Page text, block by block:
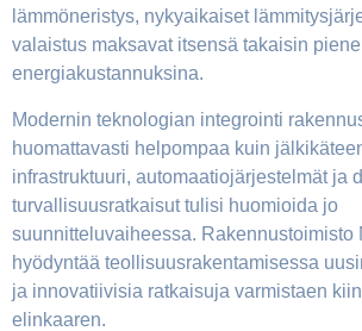
lämmöneristys, nykyaikaiset
valaistus maksavat itsensä takaisin
energiakustannuksina.
Modernin teknologian integrointi
huomattavasti helpompaa kuin
infrastruktuuri, automaatiojärjestelmät ja
turvallisuusratkaisut tulisi huomioida jo
suunnitteluvaiheessa. Rakennustoimisto
hyödyntää teollisuusrakentamisessa
ja innovatiivisia ratkaisuja varmistaen
elinkaaren.